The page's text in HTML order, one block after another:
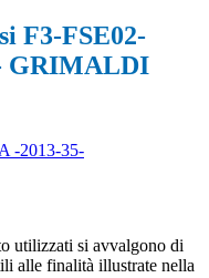
F3-FSE02-
GRIMALDI
-2013-35-
utilizzati si avvalgono di
alle finalità illustrate nella